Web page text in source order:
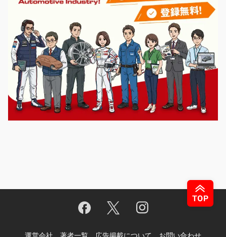
運営会社 著者一覧 広告掲載について お問い合わせ